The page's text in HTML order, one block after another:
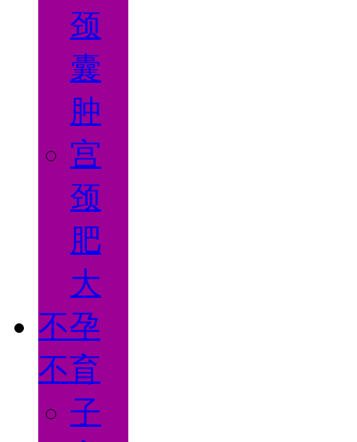
颈
囊
肿
宫
颈
肥
大
不孕
不育
子